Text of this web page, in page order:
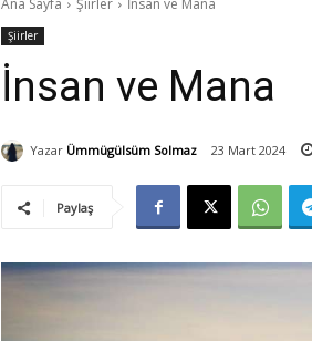
Ana Sayfa Şiirler İnsan ve Mana
Şiirler
İnsan ve Mana
Yazar Ümmügülsüm Solmaz 23 Mart 2024
Paylaş